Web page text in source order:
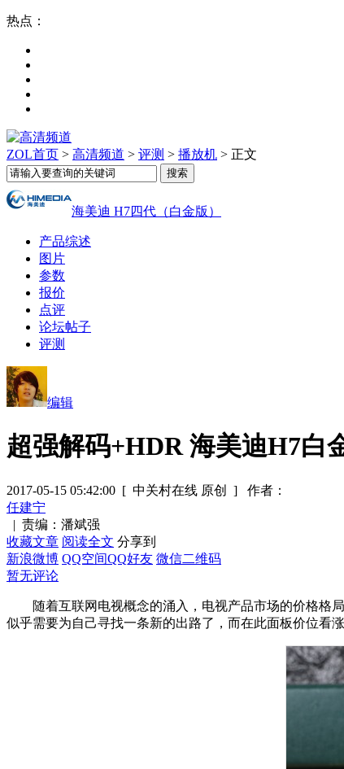
热点：
ZOL首页 > 高清频道 > 评测 > 播放机 > 正文
海美迪 H7四代（白金版）
产品综述
图片
参数
报价
点评
论坛帖子
评测
编辑
超强解码+HDR 海美迪H7白
2017-05-15 05:42:00 [ 中关村在线 原创 ]
作者：
任建宁
| 责编：潘斌强
收藏文章 阅读全文 分享到
新浪微博 QQ空间QQ好友 微信二维码
暂无评论
随着互联网电视概念的涌入，电视产品市场的价格格局
似乎需要为自己寻找一条新的出路了，而在此面板价位看